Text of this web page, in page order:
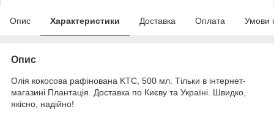
Опис Характеристики Доставка Оплата Умови
Опис
Олія кокосова рафінована KTC, 500 мл. Тільки в інтернет-
магазині Плантація. Доставка по Києву та Україні. Швидко,
якісно, надійно!